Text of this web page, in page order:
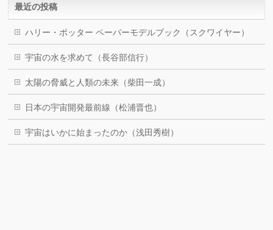
最近の投稿
ハリー・ポッター ペーパーモデルブック（スクワイヤー）
宇宙の水を求めて（長谷部信行）
太陽の脅威と人類の未来（柴田一成）
日本の宇宙開発最前線（松浦晋也）
宇宙はいかに始まったのか（浅田秀樹）